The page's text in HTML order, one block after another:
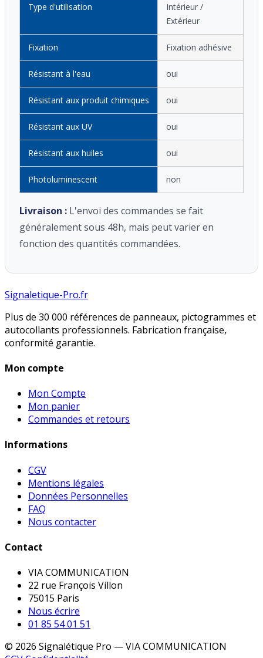
Type d'utilisation
Intérieur /
Extérieur
Fixation Fixation adhésive
Résistant à l'eau oui
Résistant aux produit chimiques oui
Résistant aux UV oui
Résistant aux huiles oui
Photoluminescent non
Livraison : L'envoi des commandes se fait
généralement sous 48h, mais peut varier en
fonction des quantités commandées.
Signaletique-Pro.fr
Plus de 30 000 références de panneaux, pictogrammes et
autocollants professionnels. Fabrication française,
conformité garantie.
Mon compte
Mon Compte
Mon panier
Commandes et retours
Informations
CGV
Mentions légales
Données Personnelles
FAQ
Nous contacter
Contact
VIA COMMUNICATION
22 rue François Villon
75015 Paris
Nous écrire
01 85 54 01 51
© 2026 Signalétique Pro — VIA COMMUNICATION